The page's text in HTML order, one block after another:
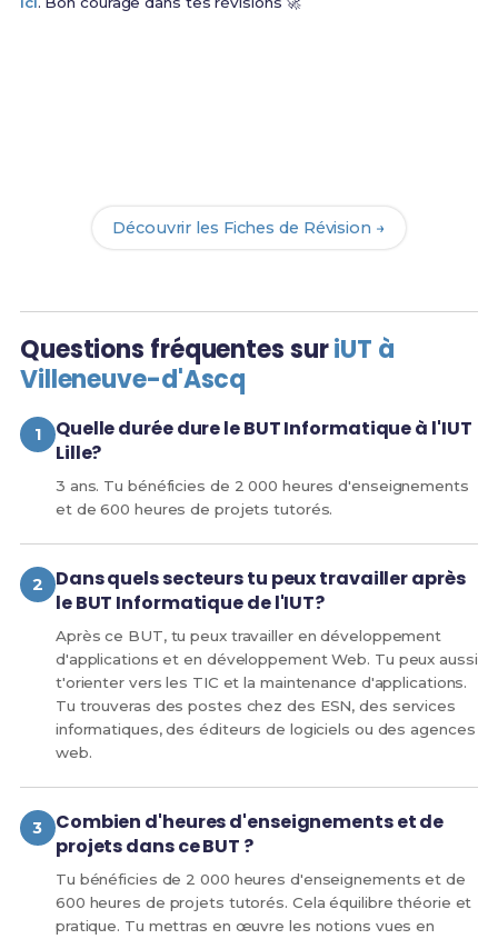
Découvrir les Fiches de Révision →
Questions fréquentes suriUT à
Villeneuve-d'Ascq
Quelle durée dure le BUT Informatique à l'IUT
Lille?
3 ans. Tu bénéficies de 2 000 heures d'enseignements
et de 600 heures de projets tutorés.
Dans quels secteurs tu peux travailler après
le BUT Informatique de l'IUT?
Après ce BUT, tu peux travailler en développement
d'applications et en développement Web. Tu peux aussi
t'orienter vers les TIC et la maintenance d'applications.
Tu trouveras des postes chez des ESN, des services
informatiques, des éditeurs de logiciels ou des agences
web.
Combien d'heures d'enseignements et de
projets dans ce BUT ?
Tu bénéficies de 2 000 heures d'enseignements et de
600 heures de projets tutorés. Cela équilibre théorie et
pratique. Tu mettras en œuvre les notions vues en